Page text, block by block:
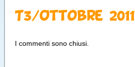
T3/Ottobre 2011
I commenti sono chiusi.